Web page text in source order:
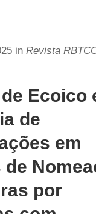
in Revista
Ecoico
de
em
de
por